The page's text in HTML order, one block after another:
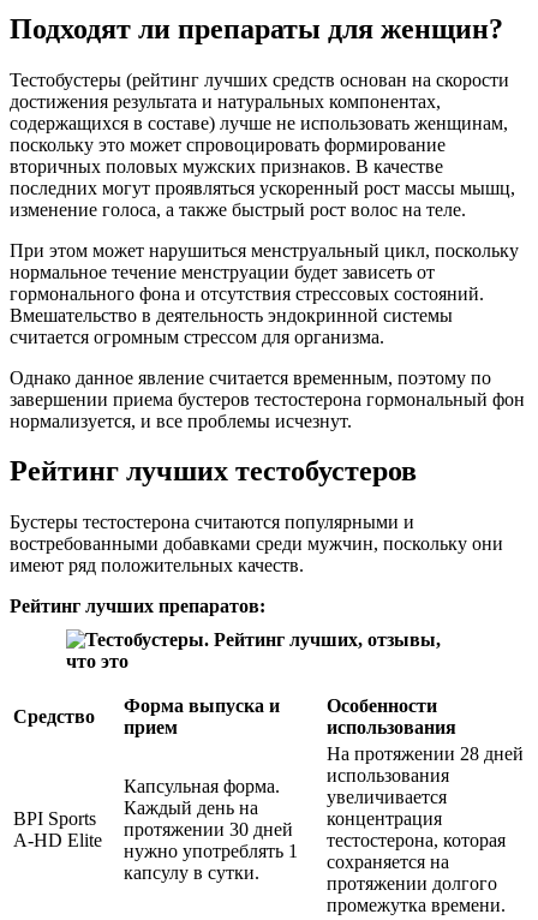
Подходят ли препараты для женщин?
Тестобустеры (рейтинг лучших средств основан на скорости
достижения результата и натуральных компонентах,
содержащихся в составе) лучше не использовать женщинам,
поскольку это может спровоцировать формирование
вторичных половых мужских признаков. В качестве
последних могут проявляться ускоренный рост массы мышц,
изменение голоса, а также быстрый рост волос на теле.
При этом может нарушиться менструальный цикл, поскольку
нормальное течение менструации будет зависеть от
гормонального фона и отсутствия стрессовых состояний.
Вмешательство в деятельность эндокринной системы
считается огромным стрессом для организма.
Однако данное явление считается временным, поэтому по
завершении приема бустеров тестостерона гормональный фон
нормализуется, и все проблемы исчезнут.
Рейтинг лучших тестобустеров
Бустеры тестостерона считаются популярными и
востребованными добавками среди мужчин, поскольку они
имеют ряд положительных качеств.
Рейтинг лучших препаратов:
Средство
Форма выпуска и
прием
Особенности
использования
BPI Sports
A-HD Elite
Капсульная форма.
Каждый день на
протяжении 30 дней
нужно употреблять 1
капсулу в сутки.
На протяжении 28 дней
использования
увеличивается
концентрация
тестостерона, которая
сохраняется на
протяжении долгого
промежутка времени.